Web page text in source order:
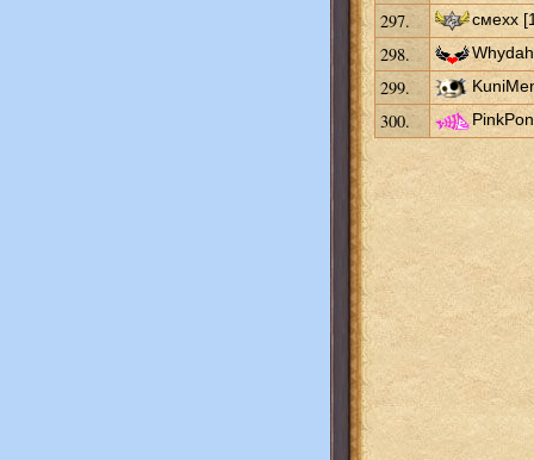
297. смехх
298.
299.
300.